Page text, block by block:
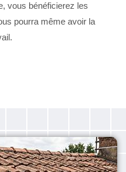
vous bénéficierez les
pourra même avoir la